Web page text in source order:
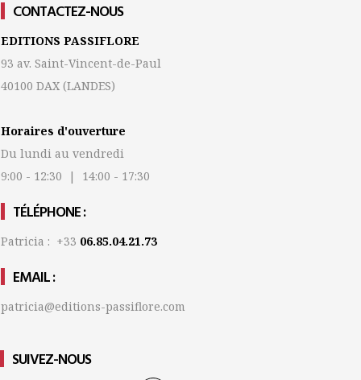
CONTACTEZ-NOUS
EDITIONS PASSIFLORE
93 av. Saint-Vincent-de-Paul
40100 DAX (LANDES)
Horaires d'ouverture
Du lundi au vendredi
9:00 - 12:30 | 14:00 - 17:30
TÉLÉPHONE :
Patricia : +33 06.85.04.21.73
EMAIL :
patricia@editions-passiflore.com
SUIVEZ-NOUS